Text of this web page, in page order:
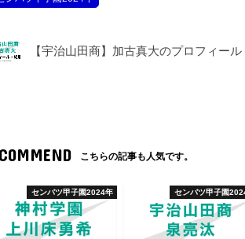
【宇治山田商】加古真大のプロフィー
こちらの記事も人気です。
センバツ甲子園2024年 センバツ甲子園